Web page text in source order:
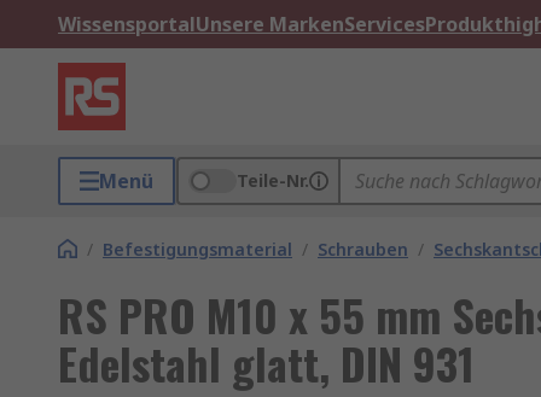
WissensportalUnsere MarkenServices
Menü Teile-Nr.
/ Befestigungsmaterial / Schrauben /
RS PRO M10 x 55 mm
Edelstahl glatt, DIN 931